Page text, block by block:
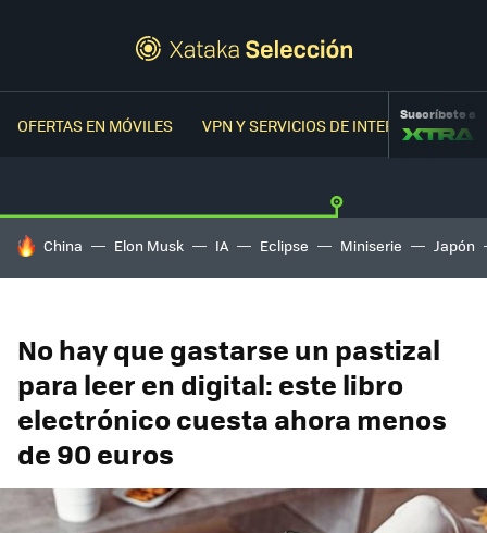
OFERTAS EN MÓVILES VPN Y SERVICIOS DE INTERNETSuscríbete a
HOY SE HABLA DE
China Elon Musk IA Eclipse Miniserie Japón
No hay que gastarse un pastizal
para leer en digital: este libro
electrónico cuesta ahora menos
de 90 euros